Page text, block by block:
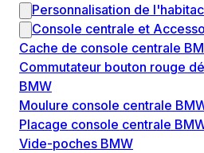
Personnalisation de
Console centrale et
Cache de console centrale
Commutateur bouton rouge
BMW
Moulure console centrale
Placage console centrale
Vide-poches BMW